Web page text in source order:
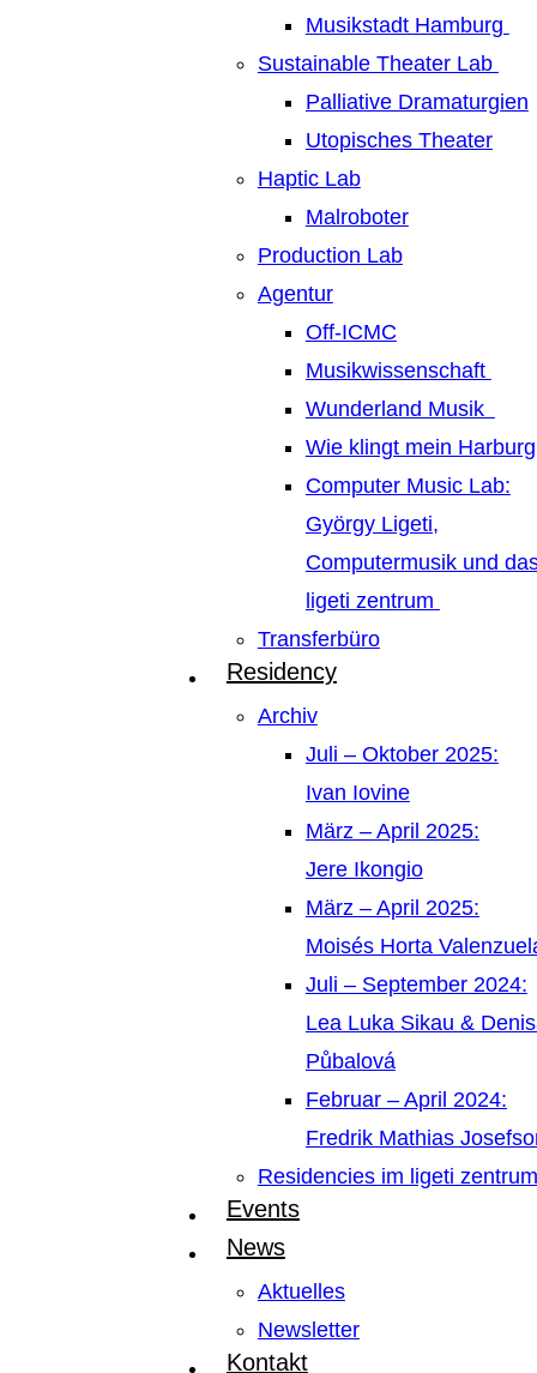
Musikstadt Hamburg
Sustainable Theater Lab
Palliative Dramaturgien
Utopisches Theater
Haptic Lab
Malroboter
Production Lab
Agentur
Off-ICMC
Musikwissenschaft
Wunderland Musik
Wie klingt mein Harburg
Computer Music Lab:
György Ligeti,
Computermusik und
ligeti zentrum
Transferbüro
Residency
Archiv
Juli – Oktober 2025:
Ivan Iovine
März – April 2025:
Jere Ikongio
März – April 2025:
Moisés Horta
Juli – September 2024:
Lea Luka Sikau &
Půbalová
Februar – April 2024:
Fredrik Mathias
Residencies im ligeti zentrum
Events
News
Aktuelles
Newsletter
Kontakt